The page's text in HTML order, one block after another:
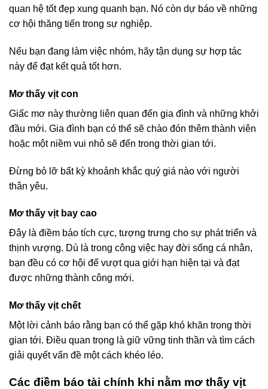
quan hệ tốt đẹp xung quanh bạn. Nó còn dự báo về những
cơ hội thăng tiến trong sự nghiệp.
Nếu bạn đang làm việc nhóm, hãy tận dụng sự hợp tác
này để đạt kết quả tốt hơn.
Mơ thấy vịt con
Giấc mơ này thường liên quan đến gia đình và những khởi
đầu mới. Gia đình bạn có thể sẽ chào đón thêm thành viên
hoặc một niềm vui nhỏ sẽ đến trong thời gian tới.
Đừng bỏ lỡ bất kỳ khoảnh khắc quý giá nào với người
thân yêu.
Mơ thấy vịt bay cao
Đây là điềm báo tích cực, tượng trưng cho sự phát triển và
thịnh vượng. Dù là trong công việc hay đời sống cá nhân,
bạn đều có cơ hội để vượt qua giới hạn hiện tại và đạt
được những thành công mới.
Mơ thấy vịt chết
Một lời cảnh báo rằng bạn có thể gặp khó khăn trong thời
gian tới. Điều quan trọng là giữ vững tinh thần và tìm cách
giải quyết vấn đề một cách khéo léo.
Các điềm báo tài chính khi nằm mơ thấy vịt